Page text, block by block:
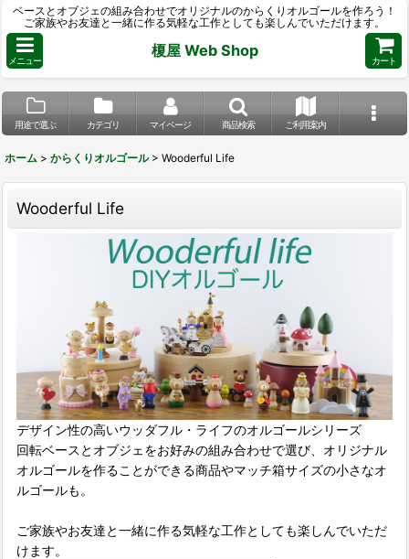
ベースとオブジェの組み合わせでオリジナルのからくりオルゴールを作ろう！
ご家族やお友達と一緒に作る気軽な工作としても楽しんでいただけます。
メニュー
榎屋 Web Shop
カート
用途で選ぶ カテゴリ マイページ 商品検索 ご利用案内
ホーム > からくりオルゴール > Wooderful Life
Wooderful Life
デザイン性の高いウッダフル・ライフのオルゴールシリーズ
回転ベースとオブジェをお好みの組み合わせで選び、オリジナル
オルゴールを作ることができる商品やマッチ箱サイズの小さなオ
ルゴールも。
ご家族やお友達と一緒に作る気軽な工作としても楽しんでいただ
けます。